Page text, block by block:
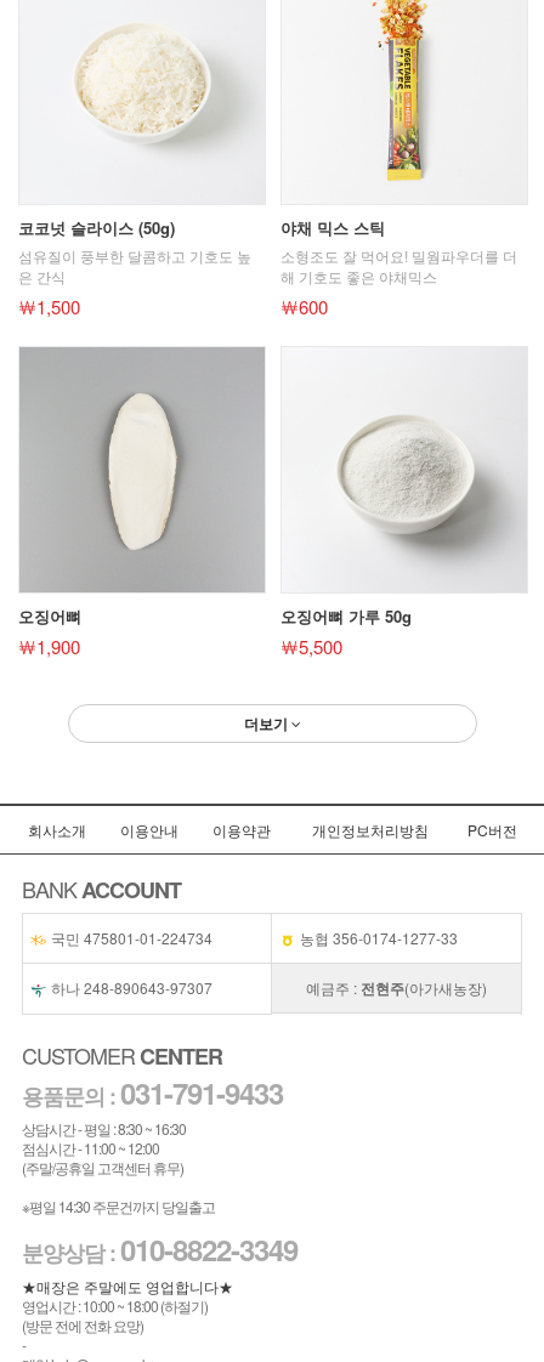
코코넛 슬라이스 (50g)
섬유질이 풍부한 달콤하고 기호도 높
은 간식
￦1,500
야채 믹스 스틱
소형조도 잘 먹어요! 밀웜파우더를 더
해 기호도 좋은 야채믹스
￦600
오징어뼈
￦1,900
오징어뼈 가루 50g
￦5,500
더보기
회사소개 이용안내 이용약관 개인정보처리방침 PC버전
BANKACCOUNT
국민 475801-01-224734 농협 356-0174-1277-33
하나 248-890643-97307 예금주 : 전현주(아가새농장)
CUSTOMERCENTER
용품문의 :031-791-9433
상담시간 - 평일 : 8:30 ~ 16:30
점심시간 - 11:00 ~ 12:00
(주말/공휴일 고객센터 휴무)
※평일 14:30 주문건까지 당일출고
분양상담 :010-8822-3349
★매장은 주말에도 영업합니다★
영업시간 : 10:00 ~ 18:00 (하절기)
(방문 전에 전화 요망)
-